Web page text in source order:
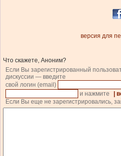
версия для
Что скажете, Аноним?
Если Вы зарегистрированный
дискуссии — введите
свой логин (email)
и нажмите
|
Если Вы еще не зарегистрировались,